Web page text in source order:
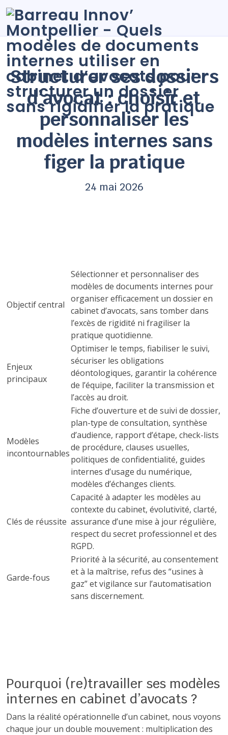
Structurer ses dossiers
d’avocat : choisir et
personnaliser les
modèles internes sans
figer la pratique
24 mai 2026
Objectif central
Sélectionner et personnaliser des
modèles de documents internes pour
organiser efficacement un dossier en
cabinet d’avocats, sans tomber dans
l’excès de rigidité ni fragiliser la
pratique quotidienne.
Enjeux
principaux
Optimiser le temps, fiabiliser le suivi,
sécuriser les obligations
déontologiques, garantir la cohérence
de l’équipe, faciliter la transmission et
l’accès au droit.
Modèles
incontournables
Fiche d’ouverture et de suivi de dossier,
plan-type de consultation, synthèse
d’audience, rapport d’étape, check-lists
de procédure, clauses usuelles,
politiques de confidentialité, guides
internes d’usage du numérique,
modèles d’échanges clients.
Clés de réussite
Capacité à adapter les modèles au
contexte du cabinet, évolutivité, clarté,
assurance d’une mise à jour régulière,
respect du secret professionnel et des
RGPD.
Garde-fous
Priorité à la sécurité, au consentement
et à la maîtrise, refus des “usines à
gaz” et vigilance sur l’automatisation
sans discernement.
Pourquoi (re)travailler ses modèles
internes en cabinet d’avocats ?
Dans la réalité opérationnelle d’un cabinet, nous voyons
chaque jour un double mouvement : multiplication des